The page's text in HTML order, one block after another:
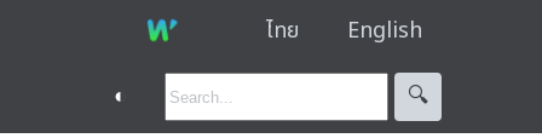
ไทย English
◐ 🔍︎